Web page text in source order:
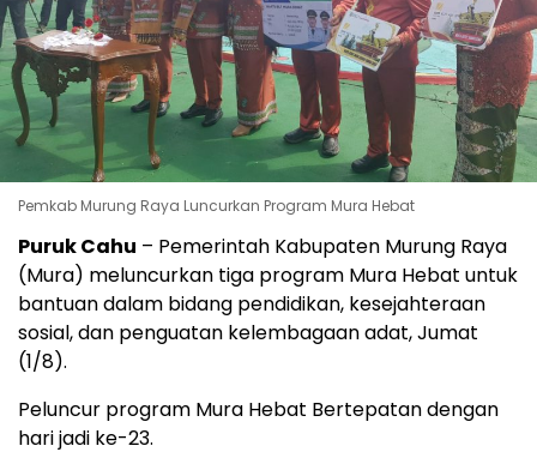
Pemkab Murung Raya Luncurkan Program Mura Hebat
Puruk Cahu – Pemerintah Kabupaten Murung Raya
(Mura) meluncurkan tiga program Mura Hebat untuk
bantuan dalam bidang pendidikan, kesejahteraan
sosial, dan penguatan kelembagaan adat, Jumat
(1/8).
Peluncur program Mura Hebat Bertepatan dengan
hari jadi ke-23.